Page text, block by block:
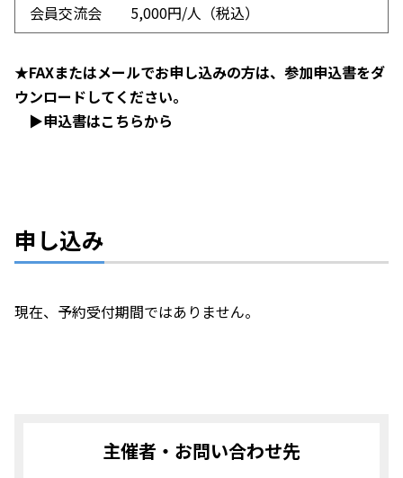
会員交流会 5,000円/人（税込）
★FAXまたはメールでお申し込みの方は、 参加申込書をダ
ウンロードしてください。
▶申込書はこちらから
申し込み
現在、予約受付期間ではありません。
主催者・お問い合わせ先